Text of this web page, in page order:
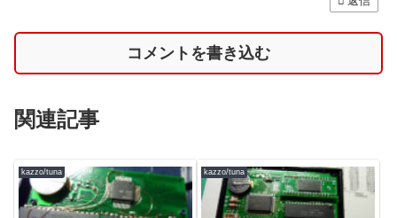
コメントを書き込む
関連記事
kazzo/tuna kazzo/tuna